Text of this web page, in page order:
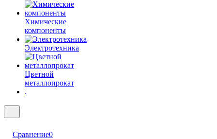
Химические
компоненты
Электротехника
Цветной
металлопрокат
.
Сравнение0